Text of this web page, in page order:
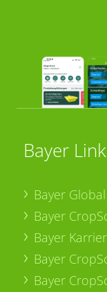
Bayer
Bayer Global
Bayer
Bayer
Bayer
Bayer